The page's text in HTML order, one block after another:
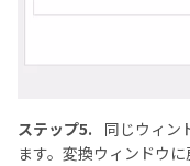
ステップ5.
同じウィン
ます。変換ウィンドウに